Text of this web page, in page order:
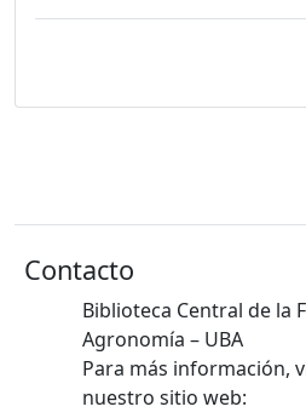
Contacto
Biblioteca Central de la
Agronomía – UBA
Para más información,
nuestro sitio web: